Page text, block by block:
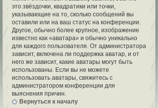
это звёздочки, квадратики или точки,
указывающие на то, сколько сообщений вы
оставили или на ваш статус на конференции.
Другое, обычно более крупное, изображение
известно как «аватара» и обычно уникально
для каждого пользователя. От администратора
зависит, включена ли поддержка аватар, и от
него же зависит, какие аватары могут быть
использованы. Если вы не можете
использовать аватары, свяжитесь с
администратором конференции для
выяснения причин.
Вернуться к началу